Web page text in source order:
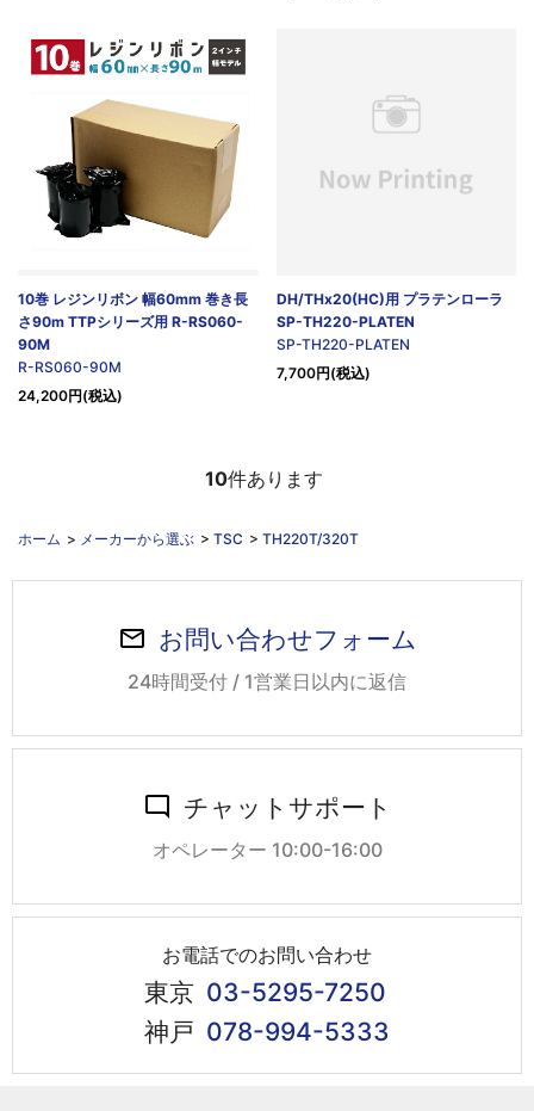
10巻 レジンリボン 幅60mm 巻き長
さ90m TTPシリーズ用 R-RS060-
90M
R-RS060-90M
24,200円(税込)
DH/THx20(HC)用 プラテンローラ
SP-TH220-PLATEN
SP-TH220-PLATEN
7,700円(税込)
10件あります
ホーム > メーカーから選ぶ > TSC > TH220T/320T
お問い合わせフォーム
24時間受付 / 1営業日以内に返信
チャットサポート
オペレーター 10:00-16:00
お電話でのお問い合わせ
東京 03-5295-7250
神戸 078-994-5333